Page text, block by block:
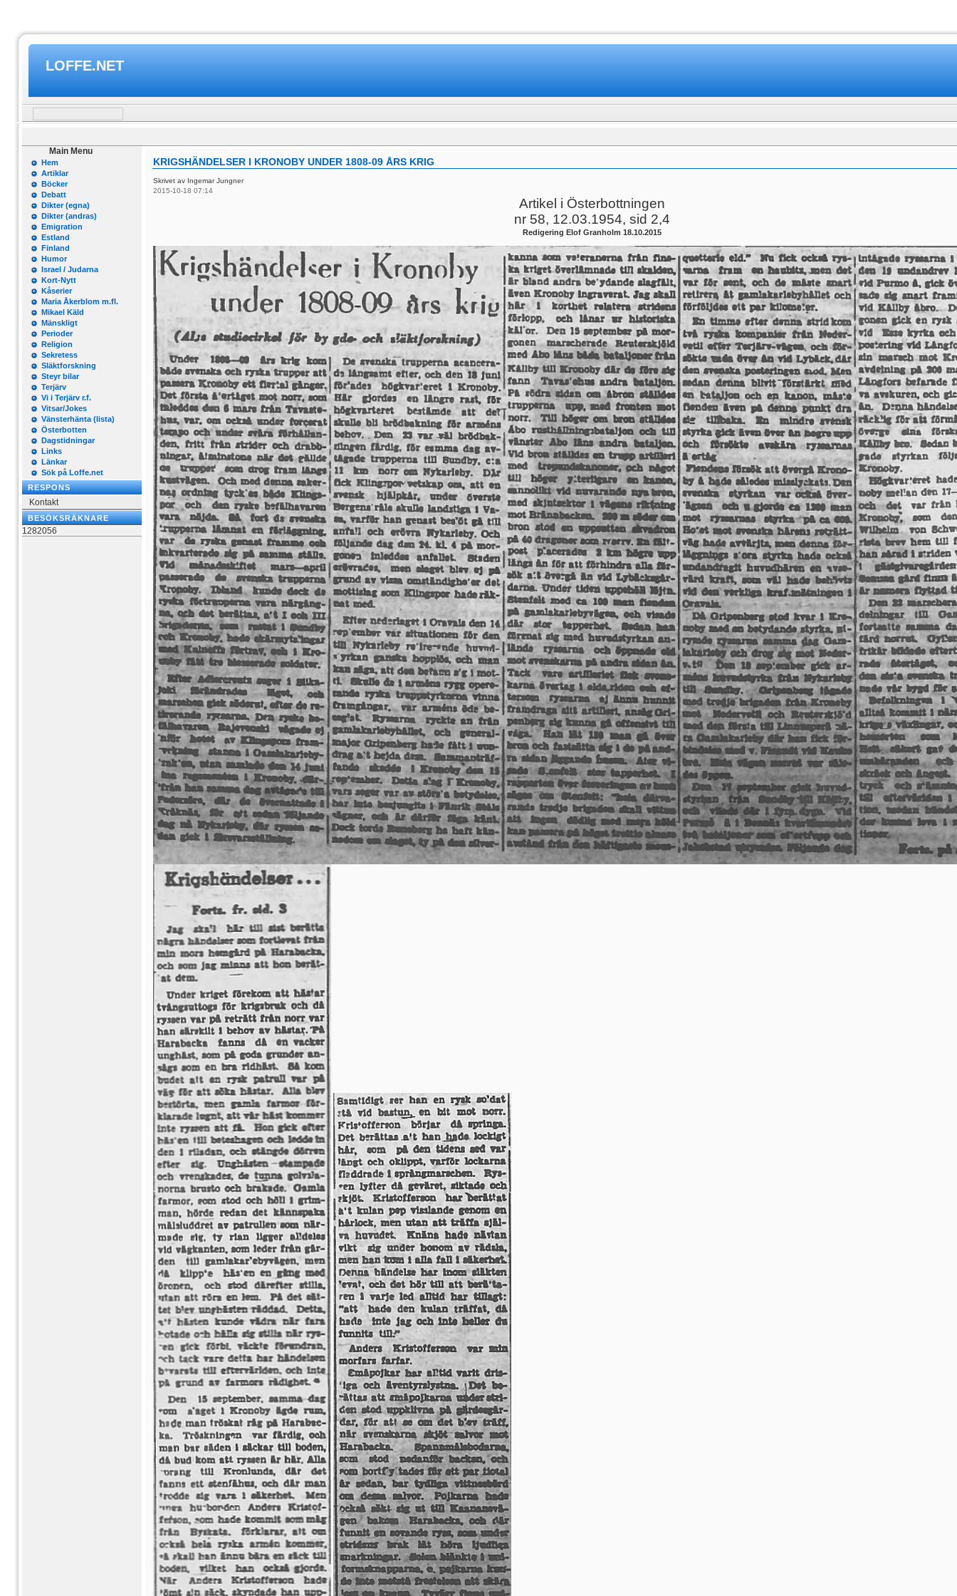
LOFFE.NET
Main Menu
Hem
Artiklar
Böcker
Debatt
Dikter (egna)
Dikter (andras)
Emigration
Estland
Finland
Humor
Israel / Judarna
Kort-Nytt
Kåserier
Maria Åkerblom m.fl.
Mikael Käld
Mänskligt
Perioder
Religion
Sekretess
Släktforskning
Steyr bilar
Terjärv
Vi i Terjärv r.f.
Vitsar/Jokes
Vänsterhänta (lista)
Österbotten
Dagstidningar
Links
Länkar
Sök på Loffe.net
RESPONS
Kontakt
BESÖKSRÄKNARE
1282056
KRIGSHÄNDELSER I KRONOBY UNDER 1808-09 ÅRS KRIG
Skrivet av Ingemar Jungner
2015-10-18 07:14
Artikel i Österbottningen
nr 58, 12.03.1954, sid 2,4
Redigering Elof Granholm 18.10.2015